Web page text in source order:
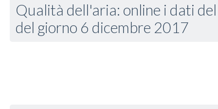
Qualità dell'aria: online i dati
del giorno 6 dicembre 2017